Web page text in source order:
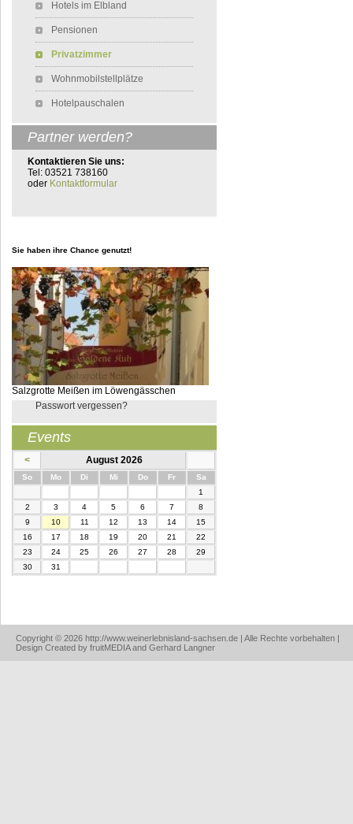
Hotels im Elbland
Pensionen
Privatzimmer
Wohnmobilstellplätze
Hotelpauschalen
Partner werden?
Kontaktieren Sie uns:
Tel: 03521 738160
oder Kontaktformular
Sie haben ihre Chance genutzt!
Salzgrotte Meißen im Löwengässchen
Passwort vergessen?
Events
< August 2026
SonntagMontag Di enstagMittwochDonnerstag
Freitag Samstag
1
2
3 4 5 6 7
8
9
10 11 12 13 14
15
16
17 18 19 20 21
22
23
24 25 26 27 28
29
30
31
Copyright © 2026 http://www.weinerlebnisland-sachsen.de | Alle Rechte vorbehalten |
Design Created by fruitMEDIA and Gerhard Langner